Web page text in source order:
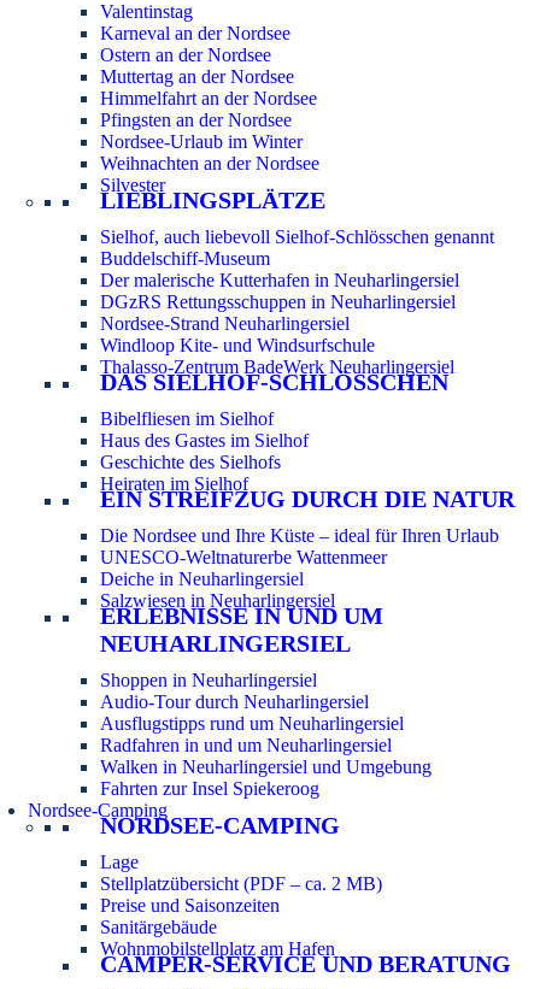
Valentinstag
Karneval an der Nordsee
Ostern an der Nordsee
Muttertag an der Nordsee
Himmelfahrt an der Nordsee
Pfingsten an der Nordsee
Nordsee-Urlaub im Winter
Weihnachten an der Nordsee
Silvester
LIEBLINGSPLÄTZE
Sielhof, auch liebevoll Sielhof-Schlösschen genannt
Buddelschiff-Museum
Der malerische Kutterhafen in Neuharlingersiel
DGzRS Rettungsschuppen in Neuharlingersiel
Nordsee-Strand Neuharlingersiel
Windloop Kite- und Windsurfschule
Thalasso-Zentrum BadeWerk Neuharlingersiel
DAS SIELHOF-SCHLÖSSCHEN
Bibelfliesen im Sielhof
Haus des Gastes im Sielhof
Geschichte des Sielhofs
Heiraten im Sielhof
EIN STREIFZUG DURCH DIE NATUR
Die Nordsee und Ihre Küste – ideal für Ihren Urlaub
UNESCO-Weltnaturerbe Wattenmeer
Deiche in Neuharlingersiel
Salzwiesen in Neuharlingersiel
ERLEBNISSE IN UND UM
NEUHARLINGERSIEL
Shoppen in Neuharlingersiel
Audio-Tour durch Neuharlingersiel
Ausflugstipps rund um Neuharlingersiel
Radfahren in und um Neuharlingersiel
Walken in Neuharlingersiel und Umgebung
Fahrten zur Insel Spiekeroog
Nordsee-Camping
NORDSEE-CAMPING
Lage
Stellplatzübersicht (PDF – ca. 2 MB)
Preise und Saisonzeiten
Sanitärgebäude
Wohnmobilstellplatz am Hafen
CAMPER-SERVICE UND BERATUNG